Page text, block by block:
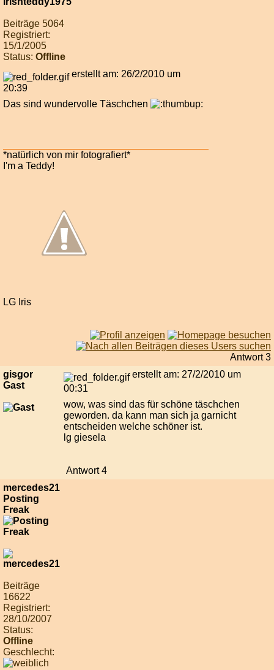
Beiträge 5064
Registriert:
15/1/2005
Status: Offline
erstellt am: 26/2/2010 um
20:39
Das sind wundervolle Täschchen
*natürlich von mir fotografiert*
I'm a Teddy!
LG Iris
Antwort 3
gisgor
Gast
erstellt am: 27/2/2010 um
00:31
wow, was sind das für schöne täschchen
geworden. da kann man sich ja garnicht
entscheiden welche schöner ist.
lg giesela
Antwort 4
mercedes21
Posting
Freak
Beiträge
16622
Registriert:
28/10/2007
Status:
Offline
Geschlecht: